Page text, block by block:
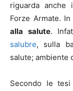
riguarda anche
Forze Armate.
alla salute.
salubre, sulla
salute; ambiente
Secondo le tesi